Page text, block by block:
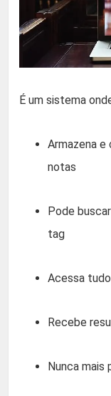
É um sistema
Armazena e
notas
Pode
tag
Acessa
Recebe
Nunca mais